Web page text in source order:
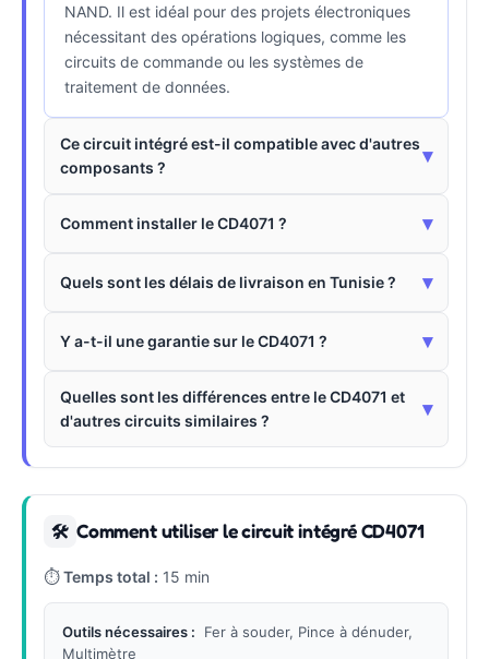
NAND. Il est idéal pour des projets électroniques
nécessitant des opérations logiques, comme les
circuits de commande ou les systèmes de
traitement de données.
Ce circuit intégré est-il compatible avec d'autres
composants ?
▾
Comment installer le CD4071 ? ▾
Quels sont les délais de livraison en Tunisie ? ▾
Y a-t-il une garantie sur le CD4071 ? ▾
Quelles sont les différences entre le CD4071 et
d'autres circuits similaires ?
▾
🛠 Comment utiliser le circuit intégré CD4071
⏱Temps total : 15 min
Outils nécessaires :
Fer à souder, Pince à dénuder,
Multimètre